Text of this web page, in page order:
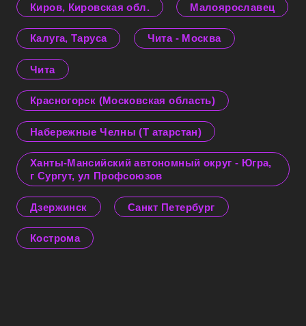
Киров, Кировская обл. Малоярославец
Калуга, Таруса Чита - Москва
Чита
Красногорск (Московская область)
Набережные Челны (Т атарстан)
Ханты-Мансийский автономный округ - Югра,
г Сургут, ул Профсоюзов
Дзержинск Санкт Петербург
Кострома